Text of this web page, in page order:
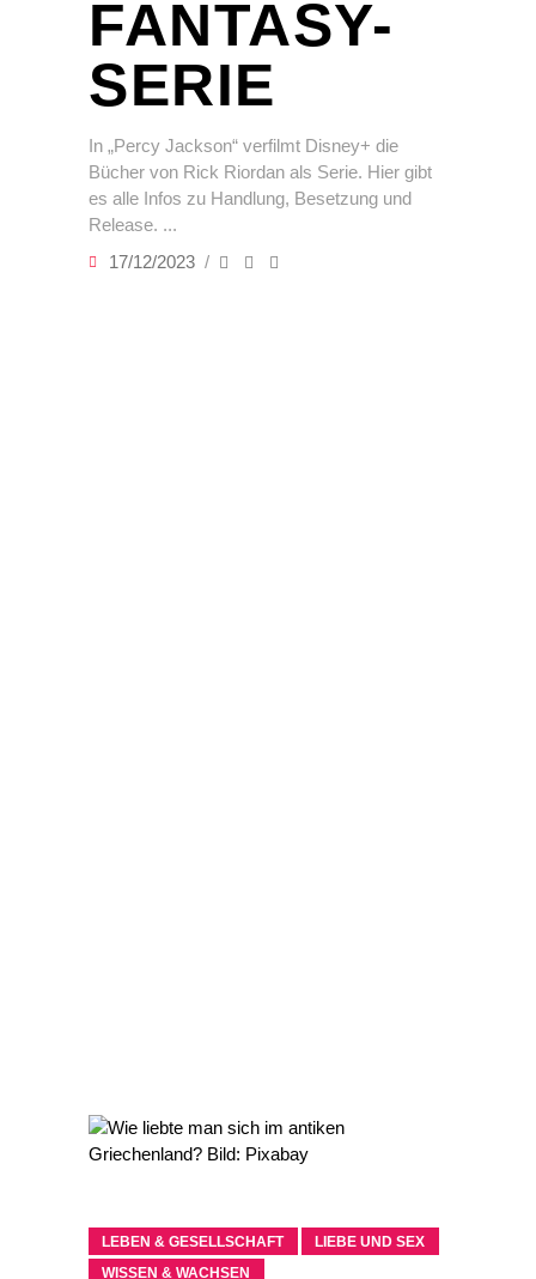
FANTASY-
SERIE
In „Percy Jackson“ verfilmt Disney+ die
Bücher von Rick Riordan als Serie. Hier gibt
es alle Infos zu Handlung, Besetzung und
Release.
17/12/2023
LEBEN & GESELLSCHAFT
LIEBE UND SEX
WISSEN & WACHSEN